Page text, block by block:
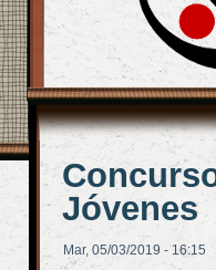
Jóvenes
Mar, 05/03/2019 - 16:15